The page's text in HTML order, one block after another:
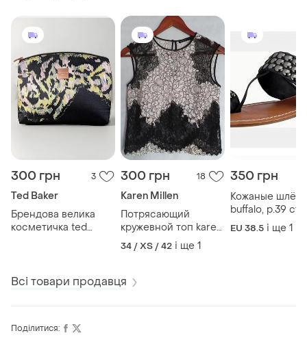
300 грн 3
Ted Baker
Брендова велика
косметичка ted
300 грн 18
Karen Millen
Потрясающий
кружевной топ karen
millen
34 / XS / 42 і ще 1
350 грн
Кожаные
buffalo, р.39
25см
EU 38.5 і ще 1
Всі товари продавця
Поділитися: